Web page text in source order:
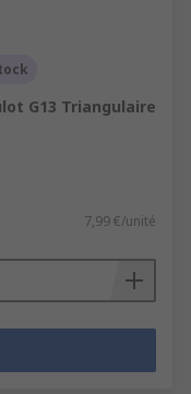
G13 Triangulaire
7,99 €/unité